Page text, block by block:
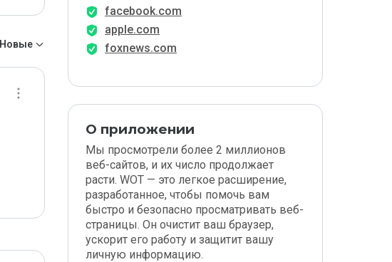
Новые
facebook.com
apple.com
foxnews.com
О приложении
Мы просмотрели более 2 миллионов
веб-сайтов, и их число продолжает
расти. WOT — это легкое расширение,
разработанное, чтобы помочь вам
быстро и безопасно просматривать веб-
страницы. Он очистит ваш браузер,
ускорит его работу и защитит вашу
личную информацию.